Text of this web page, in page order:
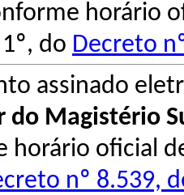
horário
do Decreto
assinado
do Magistério
horário oficial
nº 8.539,